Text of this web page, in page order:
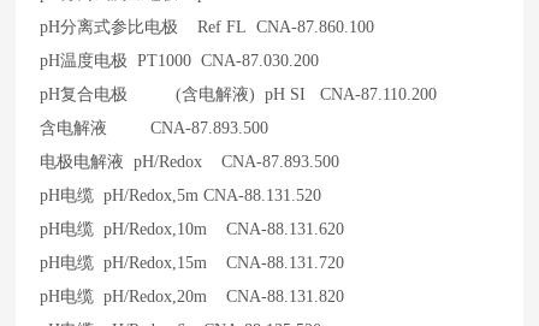
pH分离式参比电极 Ref FL CNA-87.860.100
pH温度电极 PT1000 CNA-87.030.200
pH复合电极 (含电解液) pH SI CNA-87.110.200
含电解液CNA-87.893.500
电极电解液 pH/Redox CNA-87.893.500
pH电缆 pH/Redox,5m CNA-88.131.520
pH电缆 pH/Redox,10m CNA-88.131.620
pH电缆 pH/Redox,15m CNA-88.131.720
pH电缆 pH/Redox,20m CNA-88.131.820